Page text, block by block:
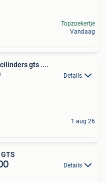
Topzoekertje
Vandaag
gts ....
Details
1 aug 26
Details